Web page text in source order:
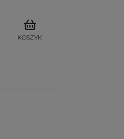
KOSZYK